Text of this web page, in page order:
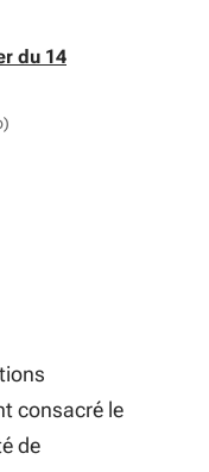
du 14
consacré le
de